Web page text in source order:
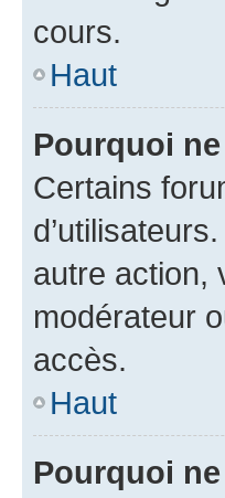
cours.
Haut
Pourquoi
Certains
autre action,
modérateur
accès.
Haut
Pourquoi